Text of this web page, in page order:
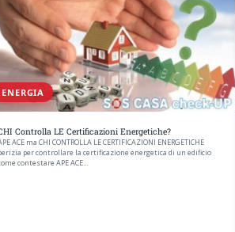
ENERGIA
Controlla LE Certificazioni Energetiche?
ACE ma CHI CONTROLLA LE CERTIFICAZIONI ENERGETICHE
per controllare la certificazione energetica di un edificio
contestare APE ACE…